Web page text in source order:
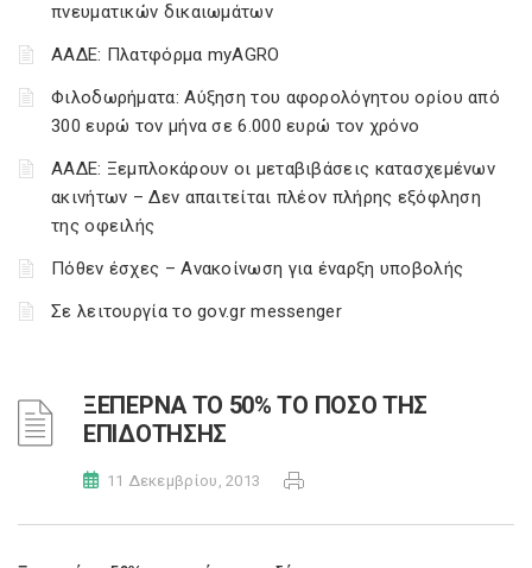
πνευματικών δικαιωμάτων
ΑΑΔΕ: Πλατφόρμα myAGRO
Φιλοδωρήματα: Αύξηση του αφορολόγητου ορίου από
300 ευρώ τον μήνα σε 6.000 ευρώ τον χρόνο
ΑΑΔΕ: Ξεμπλοκάρουν οι μεταβιβάσεις κατασχεμένων
ακινήτων – Δεν απαιτείται πλέον πλήρης εξόφληση
της οφειλής
Πόθεν έσχες – Ανακοίνωση για έναρξη υποβολής
Σε λειτουργία το gov.gr messenger
ΞΕΠΕΡΝΑ ΤΟ 50% ΤΟ ΠΟΣΟ ΤΗΣ
ΕΠΙΔΟΤΗΣΗΣ
11 Δεκεμβρίου, 2013